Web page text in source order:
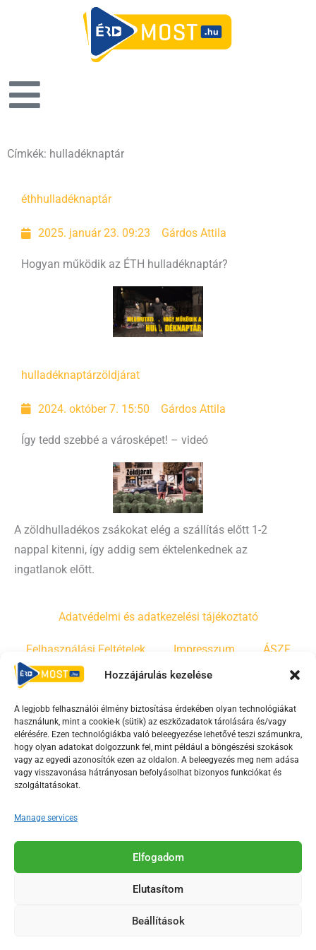
Hozzájárulás kezelése
A legjobb felhasználói élmény biztosítása érdekében olyan technológiákat
használunk, mint a cookie-k (sütik) az eszközadatok tárolására és/vagy
elérésére. Ezen technológiákba való beleegyezése lehetővé teszi számunkra,
hogy olyan adatokat dolgozzunk fel, mint például a böngészési szokások
vagy az egyedi azonosítók ezen az oldalon. A beleegyezés meg nem adása
vagy visszavonása hátrányosan befolyásolhat bizonyos funkciókat és
szolgáltatásokat.
Manage services
Elfogadom
Elutasítom
Beállítások
Címkék: hulladéknaptár
éthhulladéknaptár
2025. január 23. 09:23 Gárdos Attila
Hogyan működik az ÉTH hulladéknaptár?
hulladéknaptárzöldjárat
2024. október 7. 15:50 Gárdos Attila
Így tedd szebbé a városképet! – videó
A zöldhulladékos zsákokat elég a szállítás előtt 1-2
nappal kitenni, így addig sem éktelenkednek az
ingatlanok előtt.
Adatvédelmi és adatkezelési tájékoztató
Felhasználási Feltételek Impresszum ÁSZF
Irányelvek Moderálási szabályzat
F
a
c
e
o
o
-
Y
o
u
t
b
e
s
T
i
k
Az Érd Média médiaszolgáltatási tevékenységét a
Médiatanács a Magyar Média Mecenatúra program
2018-2026. © Minden jog fenntartva, Érd Megyei Jogú Város